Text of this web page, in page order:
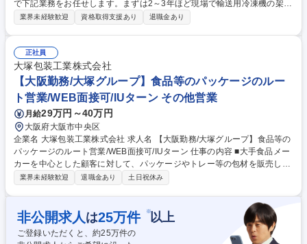
で下記業務をお任せします。まずは2～3年ほど現場で輸送用冷凍機の架
装/修理/定期メンテナンス経験を積むため、工具を使った現場作業に携わ
の輸送用冷凍機(業界シェア30％)■現場作業:サービスセンター内で新車ト
ラックへの製品架装/入庫した顧客の製品修理/顧客先でのメンテナンス■内
勤:顧客より問い合わせのあった製品修理を差配し協力会社へ対応依頼/部
品管理/発注等【入社後】当初は現場作業を学び、将来的に経験を活かし外
勤:内勤=3:7のイメージです。 募集職種 ★未経験歓迎【広島/サービスエン
ジニア】スキルを身に着けたい方へ
業界未経験歓迎 資格取得支援あり 退職金あり
正社員
大塚包装工業株式会社
【大阪勤務/大塚グループ】食品等のパッケージのルー
ト営業/WEB面接可/IUターン その他営業
月給29万円～40万円
大阪府大阪市中央区
企業名 大塚包装工業株式会社 求人名 【大阪勤務/大塚グループ】食品等の
パッケージのルート営業/WEB面接可/IUターン 仕事の内容 ■大手食品メー
カーを中心とした顧客に対して、パッケージやトレー等の包材を販売しま
す。既存商品の生産計画に応じた受注～納品対応のほか、新商品やリニュ
度の顧客を担当。定期的に訪問して商品ごとの生産計画を把握し、見積
り・受注から自社の製造部門への発注、納品管理まで一貫して行います。
既存取引先へのルートセールスが中心です。 ◎既存顧客の新しいアイテム
や新規取引先に対して、自社製品の機能・品質等を提案して自社製品の採
業界未経験歓迎 退職金あり 土日祝休み
非公開求人 は25万件 ※以上
ご登録いただくと、約25万件の